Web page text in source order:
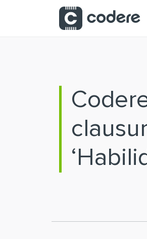
Saltar al contenido principal